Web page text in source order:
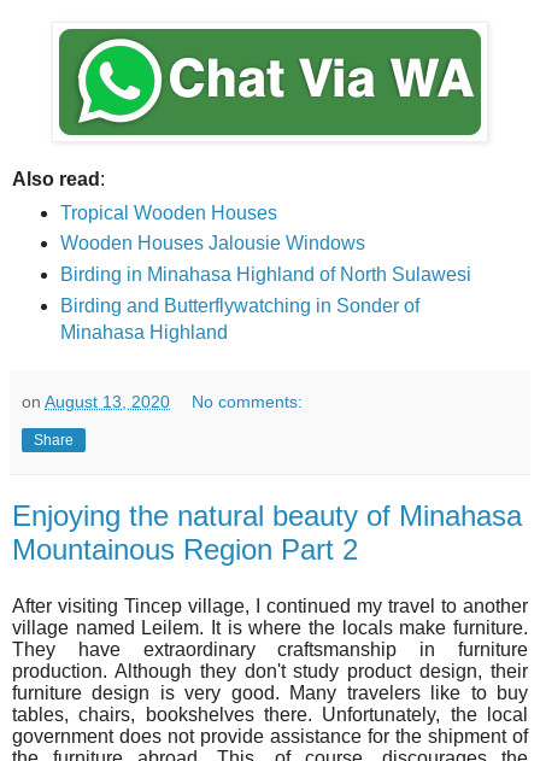
Also read :
Tropical Wooden Houses
Wooden Houses Jalousie Windows
Birding in Minahasa Highland of North Sulawesi
Birding and Butterflywatching in Sonder of
Minahasa Highland
on August 13, 2020 No comments:
Share
Enjoying the natural beauty of Minahasa
Mountainous Region Part 2
After visiting Tincep village, I continued my travel to another
village named Leilem. It is where the locals make furniture.
They have extraordinary craftsmanship in furniture
production. Although they don't study product design, their
furniture design is very good. Many travelers like to buy
tables, chairs, bookshelves there. Unfortunately, the local
government does not provide assistance for the shipment of